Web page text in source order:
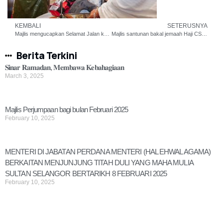
KEMBALI SETERUSNYA
Majlis santunan bakal jemaah Haji CS Holidays dalam program Kursus Haji Intensif
Berita Terkini
𝐒𝐢𝐧𝐚𝐫 𝐑𝐚𝐦𝐚𝐝𝐚𝐧, 𝐌𝐞𝐦𝐛𝐚𝐰𝐚 𝐊𝐞𝐛𝐚𝐡𝐚𝐠𝐢𝐚𝐚𝐧
March 3, 2025
Majlis Perjumpaan bagi bulan Februari 2025
February 10, 2025
MENTERI DI JABATAN PERDANA MENTERI (HAL EHWAL AGAMA)
BERKAITAN MENJUNJUNG TITAH DULI YANG MAHA MULIA
SULTAN SELANGOR BERTARIKH 8 FEBRUARI 2025
February 10, 2025